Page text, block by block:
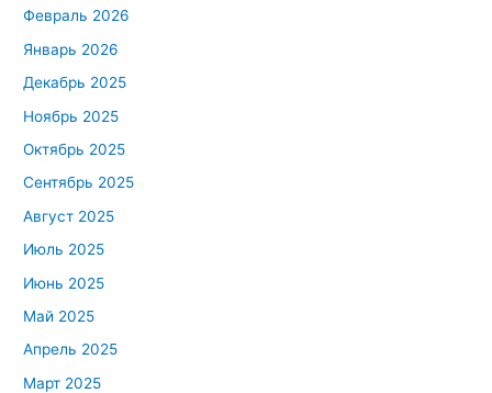
Февраль 2026
Январь 2026
Декабрь 2025
Ноябрь 2025
Октябрь 2025
Сентябрь 2025
Август 2025
Июль 2025
Июнь 2025
Май 2025
Апрель 2025
Март 2025